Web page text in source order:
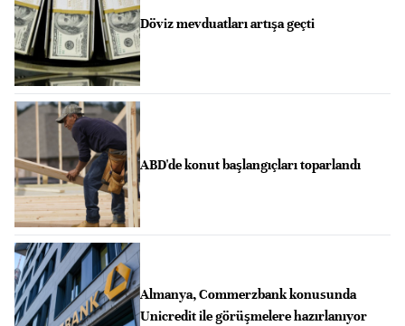
Döviz mevduatları artışa geçti
ABD'de konut başlangıçları toparlandı
Almanya, Commerzbank konusunda
Unicredit ile görüşmelere hazırlanıyor